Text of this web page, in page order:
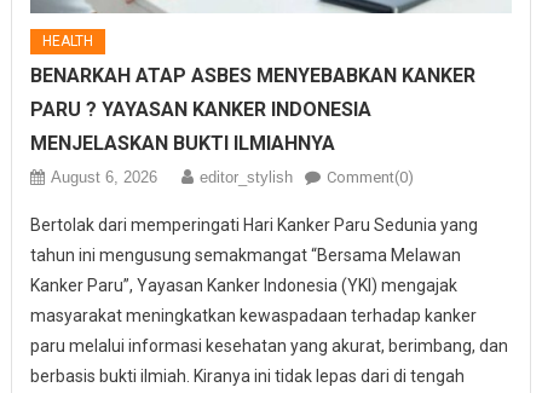
HEALTH
BENARKAH ATAP ASBES MENYEBABKAN KANKER
PARU ? YAYASAN KANKER INDONESIA
MENJELASKAN BUKTI ILMIAHNYA
August 6, 2026 editor_stylish Comment(0)
Bertolak dari memperingati Hari Kanker Paru Sedunia yang
tahun ini mengusung semakmangat “Bersama Melawan
Kanker Paru”, Yayasan Kanker Indonesia (YKI) mengajak
masyarakat meningkatkan kewaspadaan terhadap kanker
paru melalui informasi kesehatan yang akurat, berimbang, dan
berbasis bukti ilmiah. Kiranya ini tidak lepas dari di tengah